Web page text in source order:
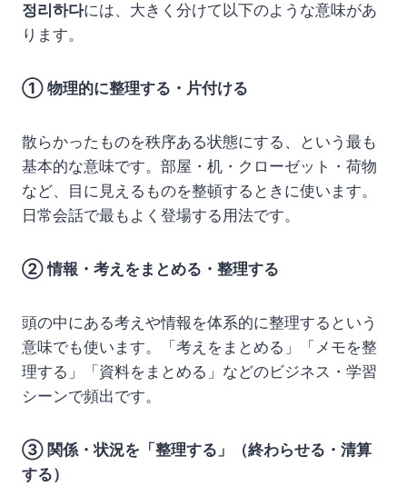
정리하다には、大きく分けて以下のような意味があ
ります。
① 物理的に整理する・片付ける
散らかったものを秩序ある状態にする、という最も
基本的な意味です。部屋・机・クローゼット・荷物
など、目に見えるものを整頓するときに使います。
日常会話で最もよく登場する用法です。
② 情報・考えをまとめる・整理する
頭の中にある考えや情報を体系的に整理するという
意味でも使います。「考えをまとめる」「メモを整
理する」「資料をまとめる」などのビジネス・学習
シーンで頻出です。
③ 関係・状況を「整理する」（終わらせる・清算
する）